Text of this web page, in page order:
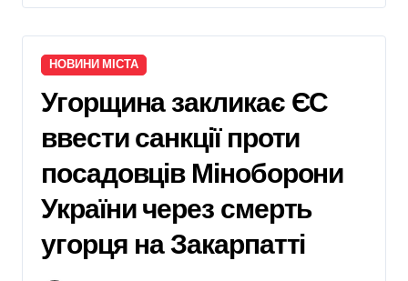
НОВИНИ МІСТА
Угорщина закликає ЄС
ввести санкції проти
посадовців Міноборони
України через смерть
угорця на Закарпатті